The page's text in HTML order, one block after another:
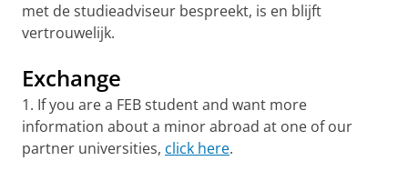
met de studieadviseur bespreekt, is en blijft
vertrouwelijk.
Exchange
1. If you are a FEB student and want more
information about a minor abroad at one of our
partner universities, click here.